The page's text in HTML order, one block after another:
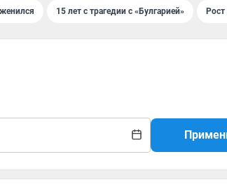
15 лет с трагедии с «Булгарией»